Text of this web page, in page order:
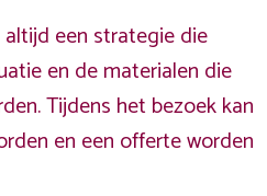
een strategie die
en de materialen die
Tijdens het bezoek kan
en een offerte worden